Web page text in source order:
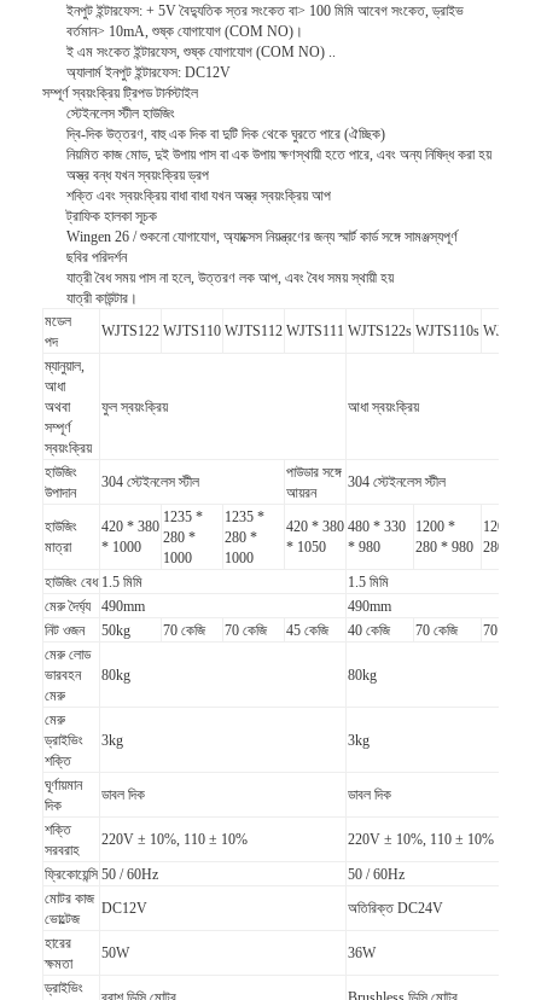
বাড়ি
পণ্য
ভিডিও
ইনপুট ইন্টারফেস: + 5V বৈদ্যুতিক স্তর সংকেত বা> 100 মিমি আবেগ সংকেত, ড্রাইভ
বর্তমান> 10mA, শুষ্ক যোগাযোগ (COM NO)।
ই এম সংকেত ইন্টারফেস, শুষ্ক যোগাযোগ (COM NO) ..
অ্যালার্ম ইনপুট ইন্টারফেস: DC12V
সম্পূর্ণ স্বয়ংক্রিয় ট্রিপড টার্নস্টাইল
স্টেইনলেস স্টীল হাউজিং
দ্বি-দিক উত্তরণ, বাহু এক দিক বা দুটি দিক থেকে ঘুরতে পারে (ঐচ্ছিক)
নিয়মিত কাজ মোড, দুই উপায় পাস বা এক উপায় ক্ষণস্থায়ী হতে পারে, এবং অন্য নিষিদ্ধ করা হয়
অস্ত্র বন্ধ যখন স্বয়ংক্রিয় ড্রপ
শক্তি এবং স্বয়ংক্রিয় বাধা বাধা যখন অস্ত্র স্বয়ংক্রিয় আপ
ট্রাফিক হালকা সূচক
Wingen 26 / শুকনো যোগাযোগ, অ্যাক্সেস নিয়ন্ত্রণের জন্য স্মার্ট কার্ড সঙ্গে সামঞ্জস্যপূর্ণ
ছবির পরিদর্শন
যাত্রী বৈধ সময় পাস না হলে, উত্তরণ লক আপ, এবং বৈধ সময় স্থায়ী হয়
যাত্রী কাউন্টার।
মডেল
পদ
WJTS122 WJTS110 WJTS112 WJTS111 WJTS122s WJTS110s
ম্যানুয়াল,
আধা
অথবা
সম্পূর্ণ
স্বয়ংক্রিয়
ফুল স্বয়ংক্রিয় আধা স্বয়ংক্রিয়
হাউজিং
উপাদান
304 স্টেইনলেস স্টীল
পাউডার সঙ্গে
আয়রন
304 স্টেইনলেস স্টীল
হাউজিং
মাত্রা
420 * 380
* 1000
1235 *
280 *
1000
1235 *
280 *
1000
420 * 380
* 1050
480 * 330
* 980
1200 *
280 * 980
1200 *
280 * 980
হাউজিং বেধ 1.5 মিমি
1.5 মিমি
মেরু দৈর্ঘ্য
490mm
490mm
নিট ওজন
50kg 70 কেজি 70 কেজি 45 কেজি 40 কেজি 70 কেজি
70 কেজি
মেরু লোড
ভারবহন
মেরু
80kg 80kg
মেরু
ড্রাইভিং
শক্তি
3kg 3kg
ঘূর্ণায়মান
দিক
ডাবল দিক ডাবল দিক
শক্তি
সরবরাহ
220V ± 10%, 110 ± 10% 220V ± 10%, 110 ± 10%
ফ্রিকোয়েন্সি 50 / 60Hz
50 / 60Hz
মোটর কাজ
ভোল্টেজ
DC12V অতিরিক্ত DC24V
হারের
ক্ষমতা
50W 36W
ড্রাইভিং